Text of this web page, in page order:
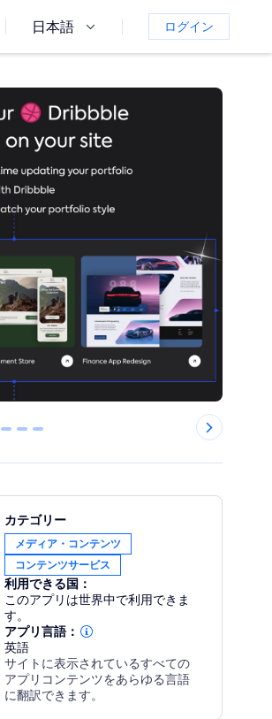
日本語 ログイン
1 2 3
カテゴリー
メディア・コンテンツ
コンテンツサービス
利用できる国：
このアプリは世界中で利用できま
す。
アプリ言語：
英語
サイトに表示されているすべての
アプリコンテンツをあらゆる言語
に翻訳できます。